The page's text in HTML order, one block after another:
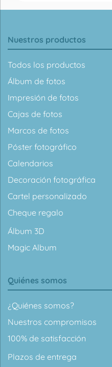
Nuestros productos
Todos los productos
Álbum de fotos
Impresión de fotos
Cajas de fotos
Marcos de fotos
Póster fotográfico
Calendarios
Decoración fotográfica
Cartel personalizado
Cheque regalo
Álbum 3D
Magic Album
Quiénes somos
¿Quiénes somos?
Nuestros compromisos
100% de satisfacción
Plazos de entrega